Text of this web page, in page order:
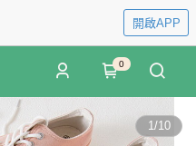
開啟APP
0
1/10